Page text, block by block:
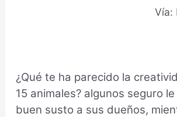
Vía:
¿Qué te ha parecido la
15 animales? algunos seguro
buen susto a sus dueños,